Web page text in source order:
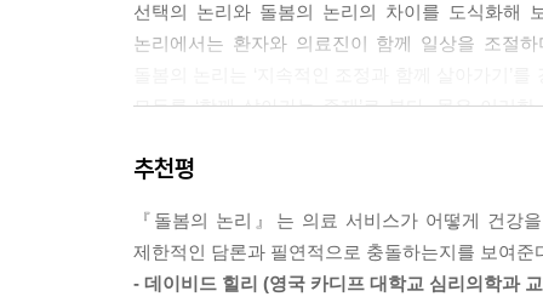
이 모든 활동에도 불구하고, 환자는 세상을 통제
--- 「6장 실천 속의 선」 중에서
선택의 논리와 돌봄의 논리의 차이를 도식화해
논리에서는 환자와 의료진이 함께 일상을 조절
모두를 ‘함께 살아가는 존재’로 본다. 몰은 이러
현대인의 사고방식에는 ‘우리 인간’이 세상을 지
하지 말고, “그 대신, 돌보자.”라고 몰은 제안한다.
능동적인 환자와 의사 노릇
추천평
『돌봄의 논리』는 의료 서비스가 어떻게 건강
제한적인 담론과 필연적으로 충돌하는지를 보여준
- 데이비드 힐리 (영국 카디프 대학교 심리의학과